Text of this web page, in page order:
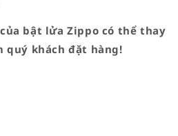
bật lửa Zippo có thể thay
khách đặt hàng!